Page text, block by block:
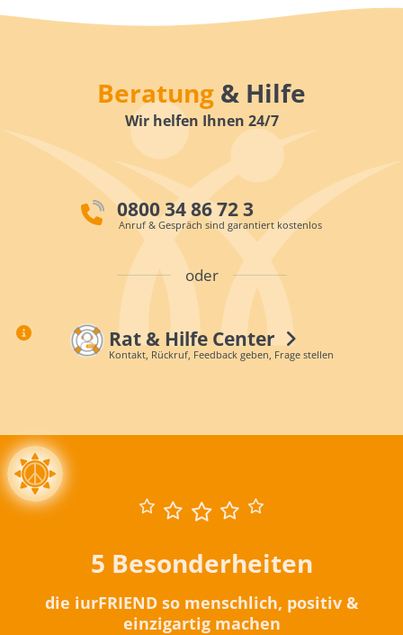
Beratung & Hilfe
Wir helfen Ihnen 24/7
0800 34 86 72 3
Anruf & Gespräch sind garantiert kostenlos
oder
Rat & Hilfe Center
Kontakt, Rückruf, Feedback geben, Frage stellen
5 Besonderheiten
die iurFRIEND so menschlich, positiv &
einzigartig machen